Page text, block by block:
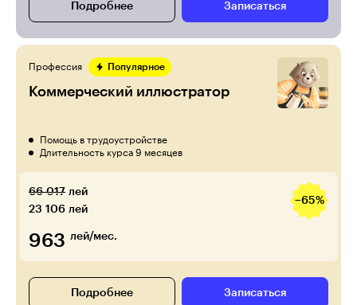
Подробнее Записаться
Профессия Популярное
Коммерческий иллюстратор
Помощь в трудоустройстве
Длительность курса 9 месяцев
66 017 лей
23 106 лей
−65%
963 лей/мес.
Подробнее Записаться